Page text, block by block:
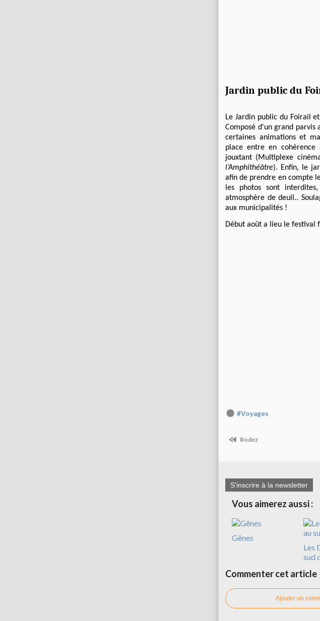
Jardin public du
Le Jardin public du Foirail
Composé d'un grand parvis
certaines animations et
place entre en cohérence
jouxtant (Multiplexe
l’Amphithéâtre). Enfin, le
afin de prendre en compte
les photos sont
atmosphère de deuil..
aux municipalités !
Début août a lieu le festival
#Voyages
Rodez
S'inscrire à la newsletter
Vous aimerez aussi :
Gênes
Les
sud
Commenter cet article
Ajouter un